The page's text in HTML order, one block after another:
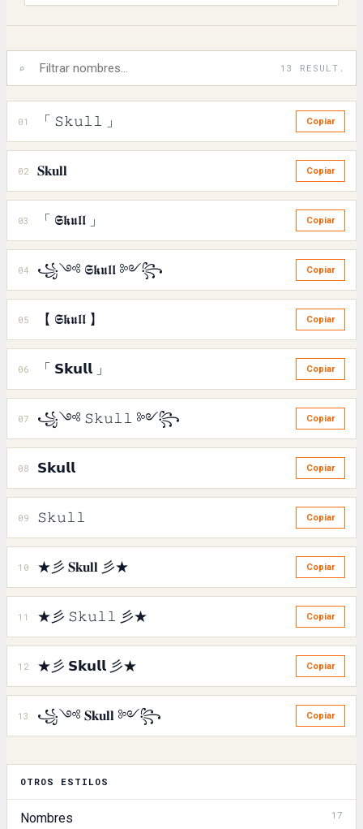
⌕ 13 RESULT.
01 「 𝚂𝚔𝚞𝚕𝚕 」 Copiar
02 𝐒𝐤𝐮𝐥𝐥 Copiar
03 「 𝕾𝖐𝖚𝖑𝖑 」 Copiar
04 ꧁༺ 𝕾𝖐𝖚𝖑𝖑 ༻꧂ Copiar
05 【 𝕾𝖐𝖚𝖑𝖑 】 Copiar
06 「 𝗦𝗸𝘂𝗹𝗹 」 Copiar
07 ꧁༺ 𝚂𝚔𝚞𝚕𝚕 ༻꧂ Copiar
08 𝗦𝗸𝘂𝗹𝗹 Copiar
09 𝚂𝚔𝚞𝚕𝚕 Copiar
10 ★彡 𝐒𝐤𝐮𝐥𝐥 彡★ Copiar
11 ★彡 𝚂𝚔𝚞𝚕𝚕 彡★ Copiar
12 ★彡 𝗦𝗸𝘂𝗹𝗹 彡★ Copiar
13 ꧁༺ 𝐒𝐤𝐮𝐥𝐥 ༻꧂ Copiar
OTROS ESTILOS
Nombres 17